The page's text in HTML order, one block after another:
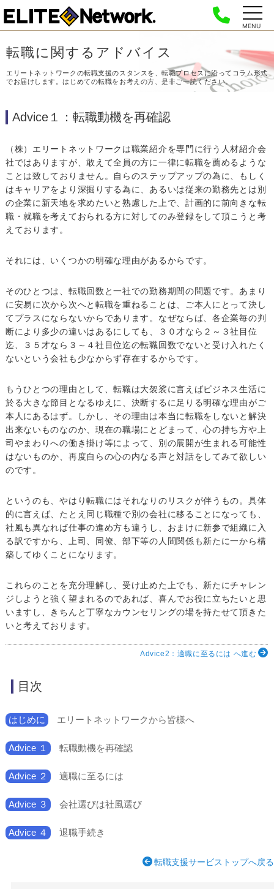
MENU
転職に関するアドバイス
エリートネットワークの転職支援のスタンスを、転職プロセスに沿って コラム形式
でお届けします。はじめての転職をお考えの方、是非ご一読ください。
Advice１：転職動機を再確認
（株）エリートネットワークは職業紹介を専門に行う人材紹介会
社ではありますが、敢えて全員の方に一律に転職を薦めるような
ことは致しておりません。自らのステップアップの為に、もしく
はキャリアをより深掘りする為に、あるいは従来の勤務先とは別
の企業に新天地を求めたいと熟慮した上で、計画的に前向きな転
職・就職を考えておられる方に対してのみ登録をして頂こうと考
えております。
それには、いくつかの明確な理由があるからです。
そのひとつは、転職回数と一社での勤務期間の問題です。あまり
に安易に次から次へと転職を重ねることは、ご本人にとって決し
てプラスにならないからであります。なぜならば、各企業毎の判
断により多少の違いはあるにしても、３０才なら２～３社目位
迄、３５才なら３～４社目位迄の転職回数でないと受け入れたく
ないという会社も少なからず存在するからです。
もうひとつの理由として、転職は大袈裟に言えばビジネス生活に
於る大きな節目となるゆえに、決断するに足りる明確な理由がご
本人にあるはず。しかし、その理由は本当に転職をしないと解決
出来ないものなのか、現在の職場にとどまって、心の持ち方や上
司やまわりへの働き掛け等によって、別の展開が生まれる可能性
はないものか、再度自らの心の内なる声と対話をしてみて欲しい
のです。
というのも、やはり転職にはそれなりのリスクが伴うもの。具体
的に言えば、たとえ同じ職種で別の会社に移ることになっても、
社風も異なれば仕事の進め方も違うし、おまけに新参で組織に入
る訳ですから、上司、同僚、部下等の人間関係も新たに一から構
築してゆくことになります。
これらのことを充分理解し、受け止めた上でも、新たにチャレン
ジしようと強く望まれるのであれば、喜んでお役に立ちたいと思
いますし、きちんと丁寧なカウンセリングの場を持たせて頂きた
いと考えております。
Advice2：適職に至るには へ進む
目次
はじめに エリートネットワークから皆様へ
Advice １ 転職動機を再確認
Advice ２ 適職に至るには
Advice ３ 会社選びは社風選び
Advice ４ 退職手続き
転職支援サービストップへ戻る